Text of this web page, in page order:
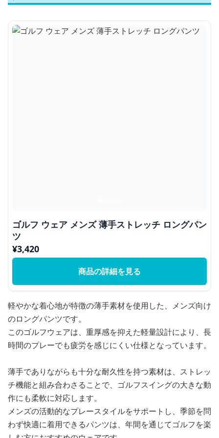
ゴルフ ウェア メンズ 薄手ストレッチ ロングパン
ツ
¥3,420
商品の詳細を見る
軽やかな着心地が特徴の薄手素材を使用した、メンズ向け
のロングパンツです。
このゴルフウェアは、重厚感を抑えた軽量設計により、長
時間のプレーでも疲労を感じにくい仕様となっています。
薄手でありながらも十分な耐久性を持つ素材は、ストレッ
チ機能と組み合わさることで、ゴルフスイングの大きな動
作にも柔軟に対応します。
メンズの活動的なプレースタイルをサポートし、季節を問
わず快適に着用できるパンツは、年間を通じてゴルフを楽